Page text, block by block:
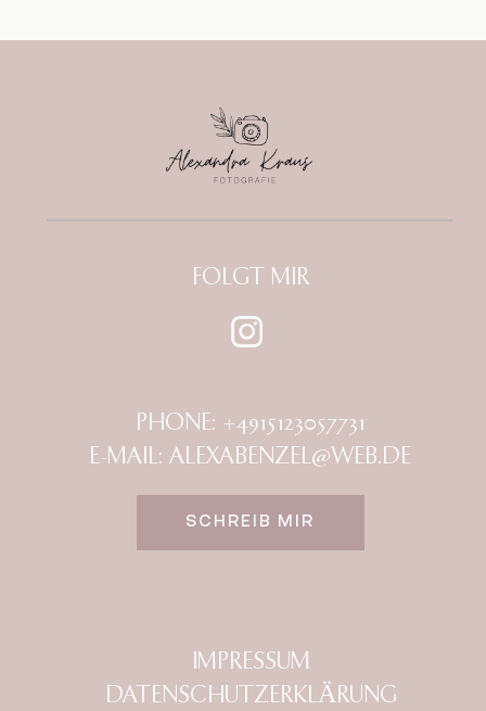
PHONE: +4915123057731
E-MAIL: ALEXABENZEL@WEB.DE
FOLGT MIR
IMPRESSUM
DATENSCHUTZERKLÄRUNG
SCHREIB MIR